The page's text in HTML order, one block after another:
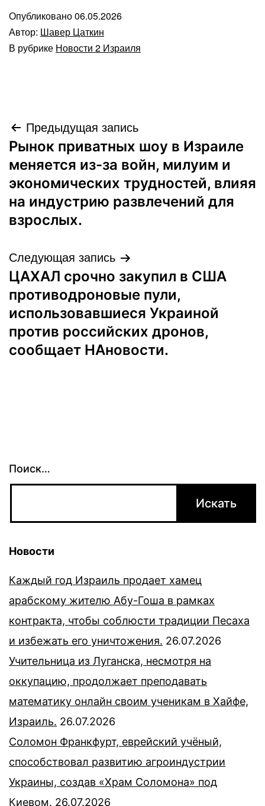
Опубликовано06.05.2026
Автор: Шавер Цаткин
В рубрике Новости 2 Израиля
Навигация
по
записям
Предыдущая запись
Рынок приватных шоу в Израиле
меняется из-за войн, милуим и
экономических трудностей, влияя
на индустрию развлечений для
взрослых.
Следующая запись
ЦАХАЛ срочно закупил в США
противодроновые пули,
использовавшиеся Украиной
против российских дронов,
сообщает НАновости.
Поиск…
Новости
Каждый год Израиль продает хамец
арабскому жителю Абу-Гоша в рамках
контракта, чтобы соблюсти традиции Песаха
и избежать его уничтожения. 26.07.2026
Учительница из Луганска, несмотря на
оккупацию, продолжает преподавать
математику онлайн своим ученикам в Хайфе,
Израиль. 26.07.2026
Соломон Франкфурт, еврейский учёный,
способствовал развитию агроиндустрии
Украины, создав «Храм Соломона» под
Киевом. 26.07.2026